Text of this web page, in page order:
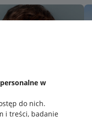
w
do nich.
i treści, badanie